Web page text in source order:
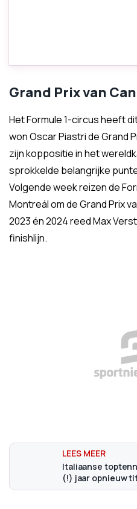
Grand Prix van
Het Formule 1-circus heeft
won Oscar Piastri de Grand
zijn koppositie in het
sprokkelde belangrijke
Volgende week reizen de
Montreál om de Grand Prix
2023 én 2024 reed Max
finishlijn.
Italiaanse
(!) jaar opnieuw